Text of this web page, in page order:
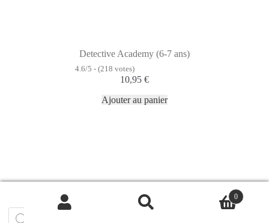
Detective Academy (6-7 ans)
4.6/5 - (218 votes)
10,95 €
Ajouter au panier
Recherche
0